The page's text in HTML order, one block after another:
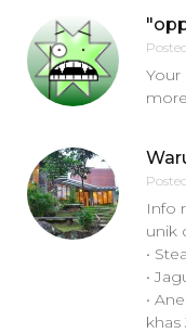
Your
Info
unik
•
•
•
khas